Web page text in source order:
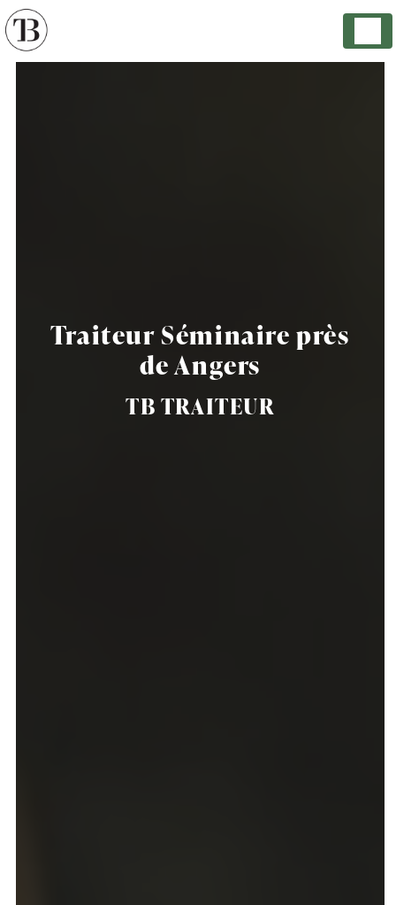
Traiteur Séminaire près
de Angers
TB TRAITEUR
Panneau de gestion des cookies